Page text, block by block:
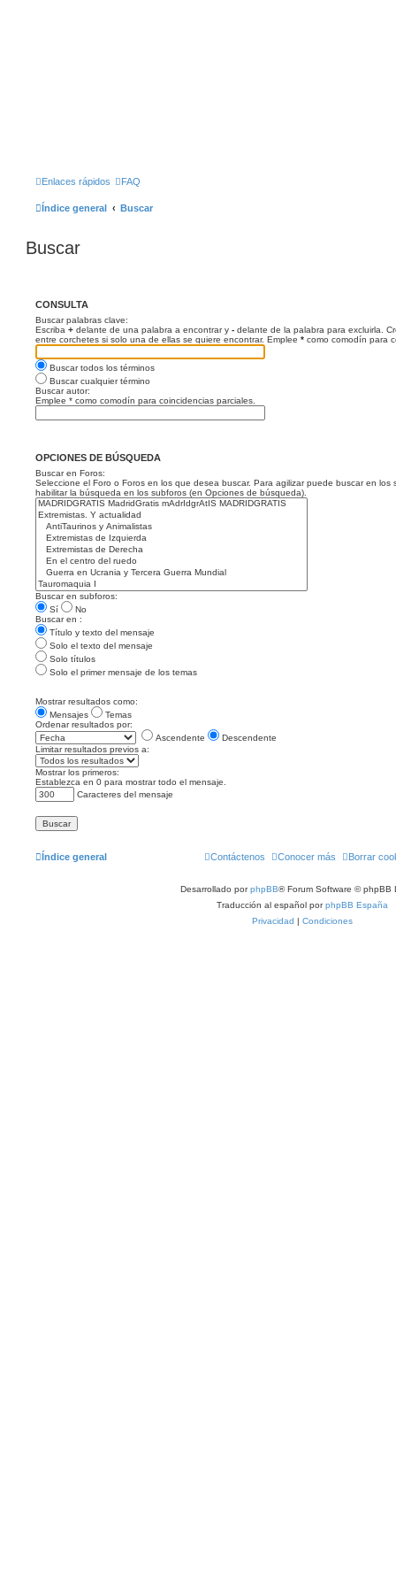
Enlaces rápidos FAQ
Índice general Buscar
Buscar
CONSULTA
Buscar palabras clave:
Escriba + delante de una palabra a encontrar y - delante de la palabra para excluirla.
entre corchetes si solo una de ellas se quiere encontrar. Emplee * como comodín para
Buscar todos los términos
Buscar cualquier término
Buscar autor:
Emplee * como comodín para coincidencias parciales.
OPCIONES DE BÚSQUEDA
Buscar en Foros:
Seleccione el Foro o Foros en los que desea buscar. Para agilizar puede buscar en
habilitar la búsqueda en los subforos (en Opciones de búsqueda).
Buscar en subforos:
Sí
No
Buscar en :
Título y texto del mensaje
Solo el texto del mensaje
Solo títulos
Solo el primer mensaje de los temas
Mostrar resultados como:
Mensajes
Temas
Ordenar resultados por:
Ascendente
Descendente
Limitar resultados previos a:
Mostrar los primeros:
Establezca en 0 para mostrar todo el mensaje.
Caracteres del mensaje
Índice general Borrar
Conocer más
Contáctenos
Desarrollado porphpBB® Forum Software © phpBB
Traducción al español porphpBB España
Privacidad | Condiciones